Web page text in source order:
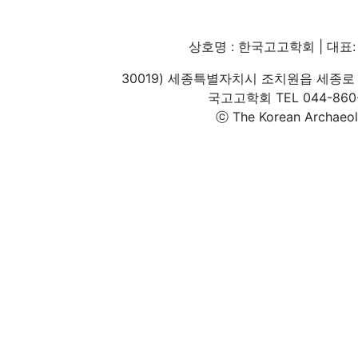
상호명 : 한국고고학회 | 대
30019) 세종특별자치시 조치원읍 세종
국고고학회 TEL 044-
ⓒ The Korean